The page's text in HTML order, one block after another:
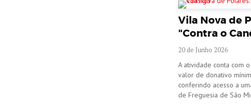
Vila Nova de
"Contra o
20 de Junho 2026
A atividade conta com
valor de donativo
conferindo acesso a
de Freguesia de São